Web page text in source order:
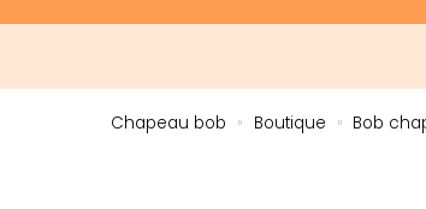
Chapeau bob » Boutique » Bob